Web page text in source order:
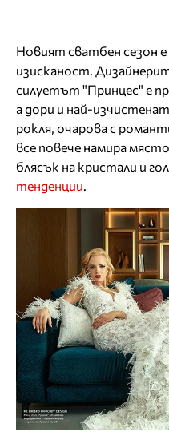
Новият сватбен сезон е
изисканост.
силуетът "Принцес" е
а дори и най-
рокля, очарова с
все повече намира
блясък на кристали и
тенденции.